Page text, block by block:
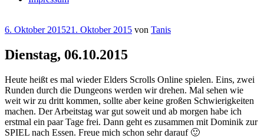
Veröffentlicht
6. Oktober 201521. Oktober 2015 von Tanis
Dienstag, 06.10.2015
Heute heißt es mal wieder Elders Scrolls Online spielen. Eins, zwei
Runden durch die Dungeons werden wir drehen. Mal sehen wie
weit wir zu dritt kommen, sollte aber keine großen Schwierigkeiten
machen. Der Arbeitstag war gut soweit und ab morgen habe ich
erstmal ein paar Tage frei. Dann geht es zusammen mit Dominik zur
SPIEL nach Essen. Freue mich schon sehr darauf 🙂